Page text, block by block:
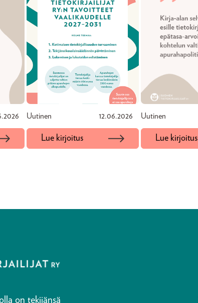
Uutinen 12.06.2026
Lue kirjoitus
Uutinen
Lue kirjoitus
on tekijänsä